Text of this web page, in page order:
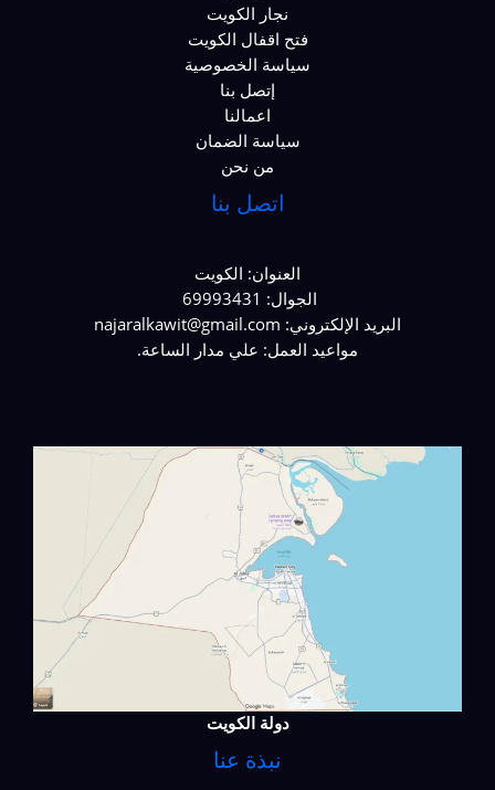
نجار الكويت
فتح اقفال الكويت
سياسة الخصوصية
إتصل بنا
اعمالنا
سياسة الضمان
من نحن
اتصل بنا
العنوان: الكويت
الجوال: 69993431
البريد الإلكتروني: najaralkawit@gmail.com
مواعيد العمل: علي مدار الساعة.
دولة الكويت
نبذة عنا